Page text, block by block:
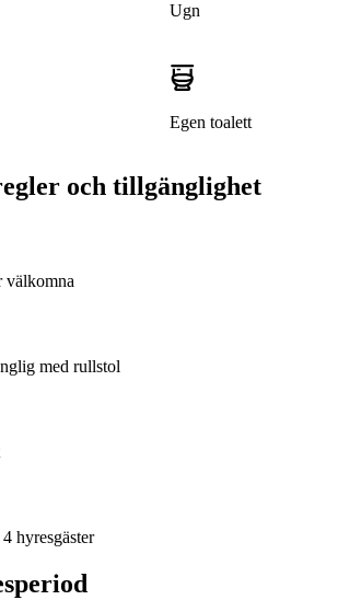
Ugn
Egen toalett
och tillgänglighet
välkomna
med rullstol
hyresgäster